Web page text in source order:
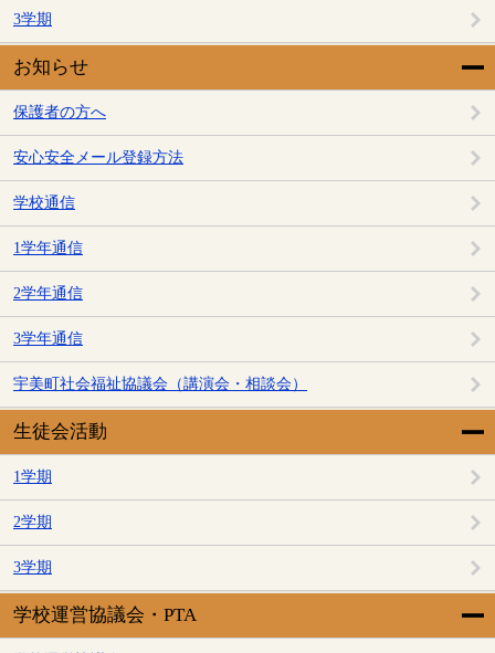
3学期
お知らせ
保護者の方へ
安心安全メール登録方法
学校通信
1学年通信
2学年通信
3学年通信
宇美町社会福祉協議会（講演会・相談会）
生徒会活動
1学期
2学期
3学期
学校運営協議会・PTA